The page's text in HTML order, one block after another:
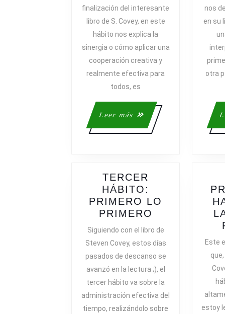
SINERGIA,
CREATIVA
finalización del interesante
libro de S. Covey, en este
hábito nos explica la
sinergia o cómo aplicar una
cooperación creativa y
realmente efectiva para
todos, es
Leer más
Leer
más
nos
en su
otra
TERCER
HÁBITO:
PRIMERO LO
PRIMERO
HÁBITO:
PRIMERO
LO
PRIMERO
Siguiendo con el libro de
Steven Covey, estos días
pasados de descanso se
avanzó en la lectura ;), el
tercer hábito va sobre la
administración efectiva del
tiempo, realizándolo sobre
Este
estoy